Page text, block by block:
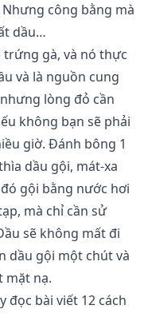
công bằng mà
dầu…
trứng gà, và nó thực
và là nguồn cung
lòng đỏ cần
không bạn sẽ phải
giờ. Đánh bông 1
dầu gội, mát-xa
gội bằng nước hơi
mà chỉ cần sử
sẽ không mất đi
dầu gội một chút và
mặt nạ.
đọc bài viết 12 cách